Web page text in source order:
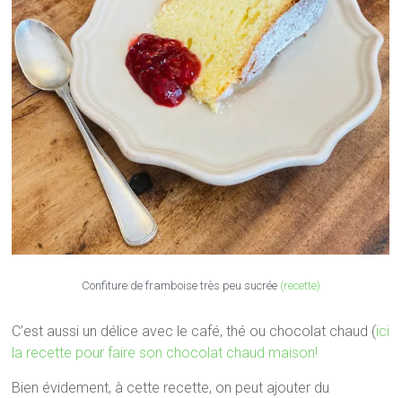
Confiture de framboise très peu sucrée (recette)
C’est aussi un délice avec le café, thé ou chocolat chaud (ici
la recette pour faire son chocolat chaud maison!
Bien évidement, à cette recette, on peut ajouter du